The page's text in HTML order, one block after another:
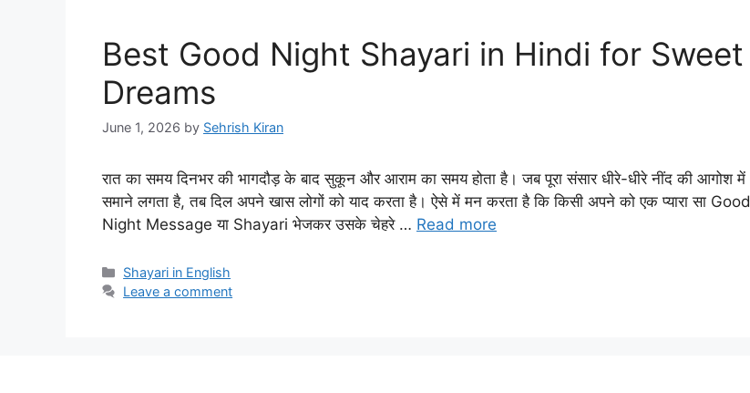
Best Good Night Shayari in Hindi for Sweet
Dreams
June 1, 2026 by Sehrish Kiran
रात का समय दिनभर की भागदौड़ के बाद सुकून और आराम का समय होता है। जब पूरा संसार धीरे-धीरे नींद की आगोश में
समाने लगता है, तब दिल अपने खास लोगों को याद करता है। ऐसे में मन करता है कि किसी अपने को एक प्यारा सा Good
Night Message या Shayari भेजकर उसके चेहरे … Read more
Categories
Shayari in English
Leave a comment